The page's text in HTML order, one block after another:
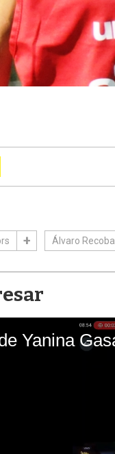
Álvaro Recoba